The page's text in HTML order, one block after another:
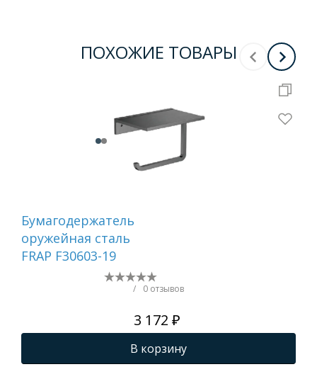
ПОХОЖИЕ ТОВАРЫ
Бумагодержатель
оружейная сталь
FRAP F30603-19
/ 0 отзывов
3 172 ₽
В корзину